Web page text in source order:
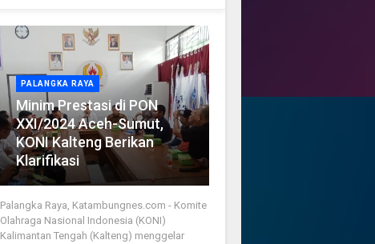
PALANGKA RAYA
Minim Prestasi di PON
XXI/2024 Aceh-Sumut,
KONI Kalteng Berikan
Klarifikasi
Palangka Raya, Katambungnes.com - Komite
Olahraga Nasional Indonesia (KONI)
Kalimantan Tengah (Kalteng) menggelar